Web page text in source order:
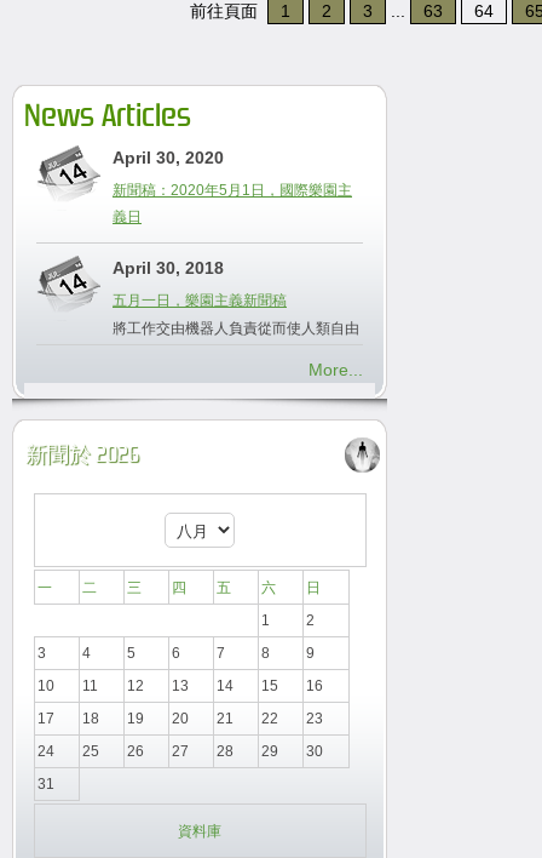
前往頁面 1 2 3 63 64
News Articles
April 30, 2020
新聞稿：2020年5月1日，國際樂園主
義日
April 30, 2018
五月一日，樂園主義新聞稿
將工作交由機器人負責從而使人類自由
More...
新聞於 2026
一 二 三 四 五 六
日
1
2
3
4 5 6 7 8
9
10
11 12 13 14 15
16
17
18 19 20 21 22
23
24
25 26 27 28 29
30
31
資料庫